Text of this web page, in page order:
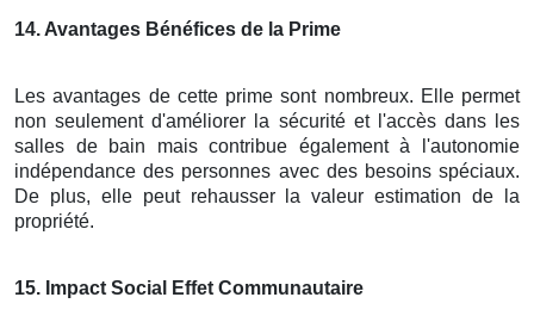
14. Avantages Bénéfices de la Prime
Les avantages de cette prime sont nombreux. Elle permet
non seulement d'améliorer la sécurité et l'accès dans les
salles de bain mais contribue également à l'autonomie
indépendance des personnes avec des besoins spéciaux.
De plus, elle peut rehausser la valeur estimation de la
propriété.
15. Impact Social Effet Communautaire